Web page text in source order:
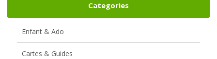
Categories
Enfant & Ado
Cartes & Guides